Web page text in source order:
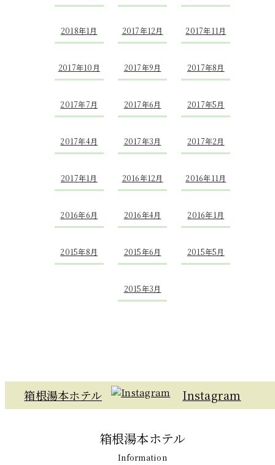
2018年1月 2017年12月 2017年11月
2017年10月 2017年9月 2017年8月
2017年7月 2017年6月 2017年5月
2017年4月 2017年3月 2017年2月
2017年1月 2016年12月 2016年11月
2016年6月 2016年4月 2016年1月
2015年8月 2015年6月 2015年5月
2015年3月
箱根湯本ホテル Instagram
箱根湯本ホテル
Information